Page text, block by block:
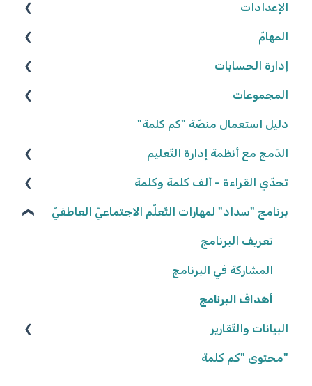
الإعدادات
الوصول إلى المنصّة
كلمة المرور
البيانات الشّخصيّة
شروط وأحكام
إعدادات المدرسة
المهامّ
البحث عن الموارد
تعديل المهامّ
إعدادات المهامّ
تعيين المهامّ
حلّ المهامّ وتسليمها
تصحيح المهامّ وتفقّدها
نتائج المهامّ
إدارة الحسابات
المعلّمون/ـات
التّلاميذ
المجموعات
إنشاء المجموعات
تعديل المجموعات
إحصاءات المجموعات
دليل استعمال منصّة "كم كلمة"
الدّمج مع أنظمة إدارة التّعليم
كلاسلينك - ClassLink
تحدّي القراءة - ألف كلمة وكلمة
نكتب الواقع، نحلّق في الخيال ٢٠٢٥/٢٠٢٦
كواكب سيّارة ٢٠٢٤/٢٠٢٥
كواكب سيّارة ٢٠٢٣/٢٠٢٤
إنّها تمطر آراء وحقائق! ٢٠٢٢/٢٠٢٣
برنامج "سداد" لمهارات التّعلّم الاجتماعيّ العاطفيّ
تعريف البرنامج
المشاركة في البرنامج
أهداف البرنامج
البيانات والتّقارير
بيانات وتقارير التّلاميذ
"محتوى "كم كلمة